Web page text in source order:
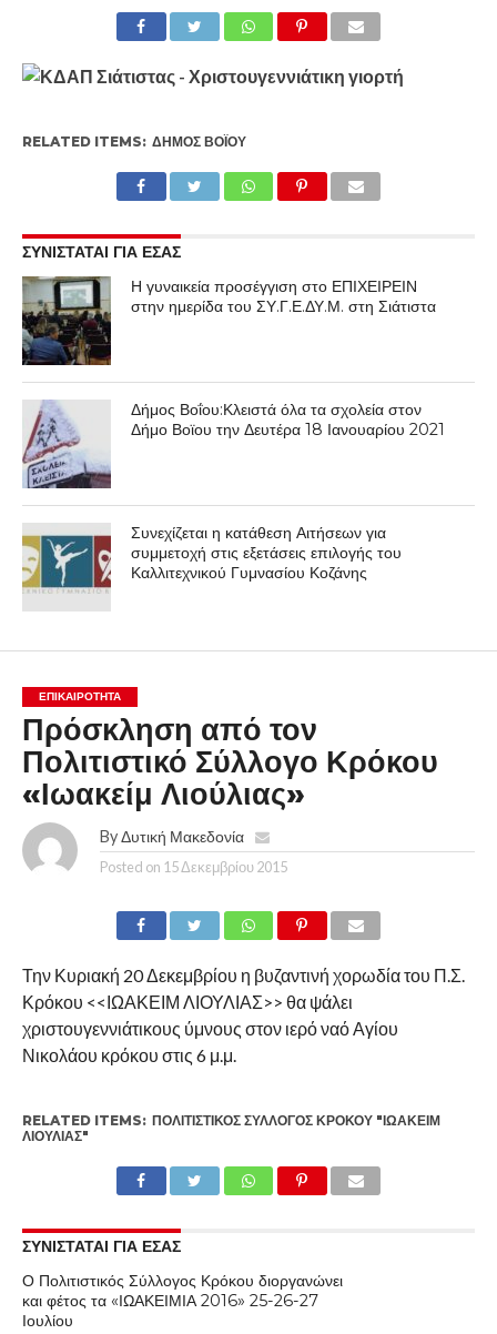
RELATED ITEMS: ΔΉΜΟΣ ΒΟΪ́ΟΥ
ΣΥΝΙΣΤΑΤΑΙ ΓΙΑ ΕΣΑΣ
Η γυναικεία προσέγγιση στο ΕΠΙΧΕΙΡΕΙΝ
στην ημερίδα του ΣΥ.Γ.Ε.ΔΥ.Μ. στη Σιάτιστα
Δήμος Βοΐου:Κλειστά όλα τα σχολεία στον
Δήμο Βοϊου την Δευτέρα 18 Ιανουαρίου 2021
Συνεχίζεται η κατάθεση Αιτήσεων για
συμμετοχή στις εξετάσεις επιλογής του
Καλλιτεχνικού Γυμνασίου Κοζάνης
ΕΠΙΚΑΙΡΟΤΗΤΑ
Πρόσκληση από τον
Πολιτιστικό Σύλλογο Κρόκου
«Ιωακείμ Λιούλιας»
By Δυτική Μακεδονία
Posted on 15 Δεκεμβρίου 2015
Την Κυριακή 20 Δεκεμβρίου η βυζαντινή χορωδία του Π.Σ.
Κρόκου <<ΙΩΑΚΕΙΜ ΛΙΟΥΛΙΑΣ>> θα ψάλει
χριστουγεννιάτικους ύμνους στον ιερό ναό Αγίου
Νικολάου κρόκου στις 6 μ.μ.
RELATED ITEMS: ΠΟΛΙΤΙΣΤΙΚΌΣ ΣΎΛΛΟΓΟΣ ΚΡΌΚΟΥ "ΙΩΑΚΕΊΜ
ΛΙΟΎΛΙΑΣ"
ΣΥΝΙΣΤΑΤΑΙ ΓΙΑ ΕΣΑΣ
Ο Πολιτιστικός Σύλλογος Κρόκου διοργανώνει
και φέτος τα «ΙΩΑΚΕΙΜΙΑ 2016» 25-26-27
Ιουλίου